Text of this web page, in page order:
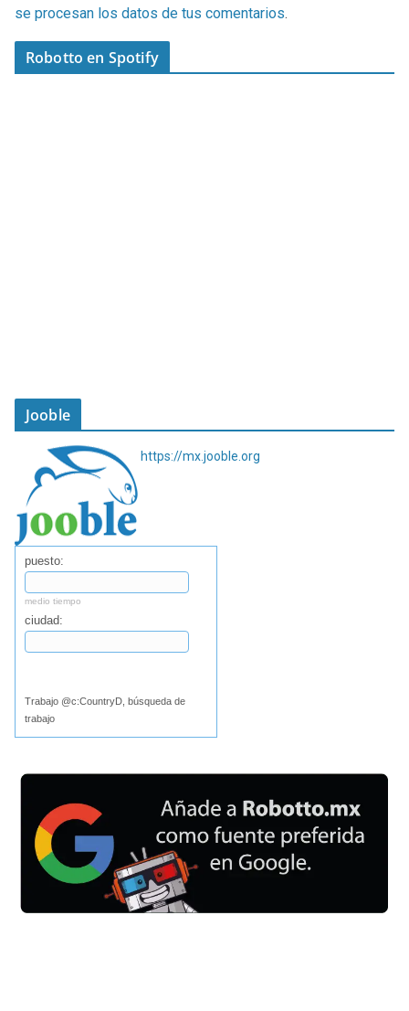
se procesan los datos de tus comentarios.
Robotto en Spotify
Jooble
https://mx.jooble.org
puesto:
medio tiempo
ciudad:
Trabajo @c:CountryD, búsqueda de
trabajo